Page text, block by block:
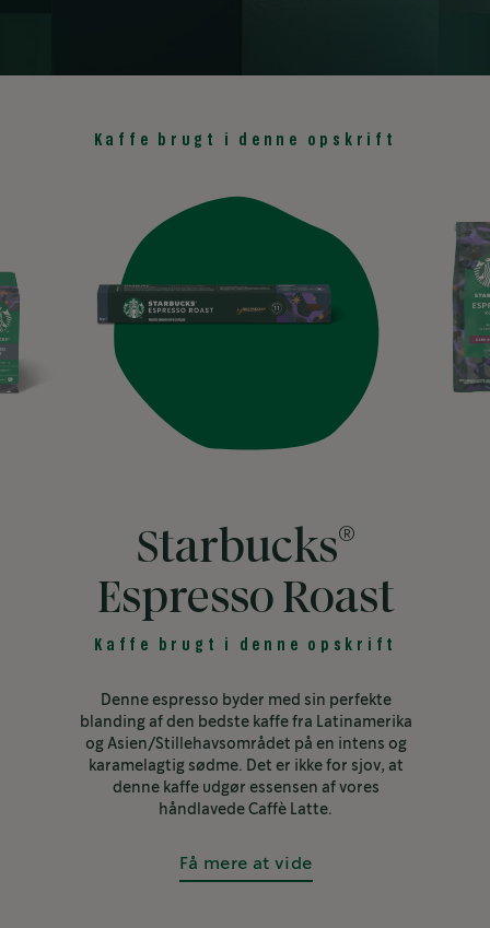
Kaffe brugt i denne opskrift
Starbucks®
Espresso Roast
Kaffe brugt i denne opskrift
Denne espresso byder med sin perfekte
blanding af den bedste kaffe fra Latinamerika
og Asien/Stillehavsområdet på en intens og
karamelagtig sødme. Det er ikke for sjov, at
denne kaffe udgør essensen af vores
håndlavede Caffè Latte.
Få mere at vide